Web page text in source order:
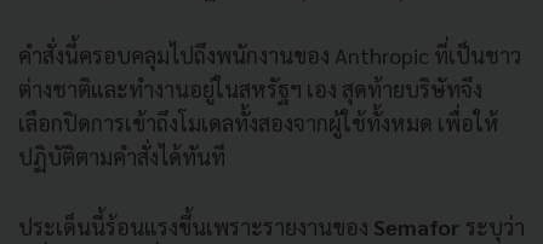
คำสั่งนี้ครอบคลุมไปถึงพนักงานของ Anthropic ที่เป็นชาว
ต่างชาติและทำงานอยู่ในสหรัฐฯ เอง สุดท้ายบริษัทจึง
เลือกปิดการเข้าถึงโมเดลทั้งสองจากผู้ใช้ทั้งหมด เพื่อให้
ปฏิบัติตามคำสั่งได้ทันที
ประเด็นนี้ร้อนแรงขึ้นเพราะรายงานของ Semafor ระบุว่า